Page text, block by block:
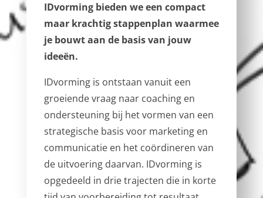
IDvorming bieden we een compact
maar krachtig stappenplan waarmee
je bouwt aan de basis van jouw
ideeën.
IDvorming is ontstaan vanuit een
groeiende vraag naar coaching en
ondersteuning bij het vormen van een
strategische basis voor marketing en
communicatie en het coördineren van
de uitvoering daarvan. IDvorming is
opgedeeld in drie trajecten die in korte